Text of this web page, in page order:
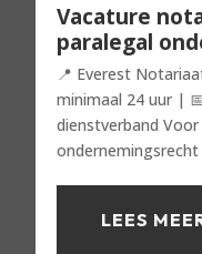
Vacature
paralegal
📍 Everest
minimaal 24 uur |
dienstverband
LEES